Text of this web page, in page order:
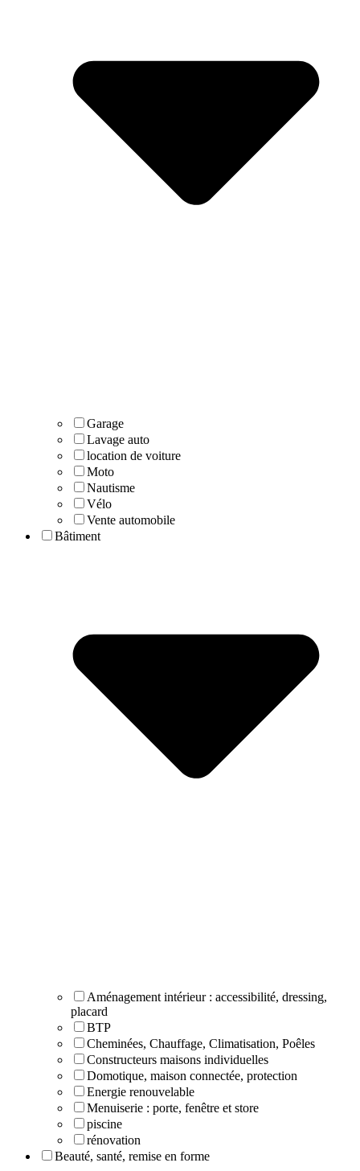
Garage
Lavage auto
location de voiture
Moto
Nautisme
Vélo
Vente automobile
Bâtiment
Aménagement intérieur : accessibilité, dressing,
placard
BTP
Cheminées, Chauffage, Climatisation, Poêles
Constructeurs maisons individuelles
Domotique, maison connectée, protection
Energie renouvelable
Menuiserie : porte, fenêtre et store
piscine
rénovation
Beauté, santé, remise en forme